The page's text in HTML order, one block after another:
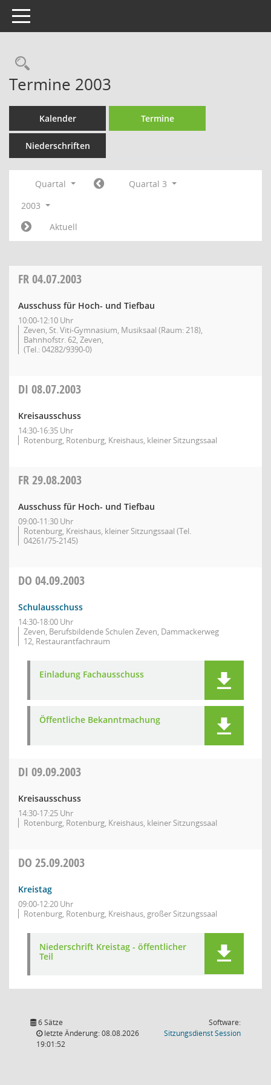
Toggle navigation
Rechercheauswahl
Termine 2003
Kalender Termine
Niederschriften
Quartal
Quartal 3
2003
Aktuell
FR04.07.2003
Ausschuss für Hoch- und Tiefbau
10:00-12:10 Uhr
Zeven, St. Viti-Gymnasium, Musiksaal (Raum: 218),
Bahnhofstr. 62, Zeven,
(Tel.: 04282/9390-0)
DI 08.07.2003
Kreisausschuss
14:30-16:35 Uhr
Rotenburg, Rotenburg, Kreishaus, kleiner Sitzungssaal
FR29.08.2003
Ausschuss für Hoch- und Tiefbau
09:00-11:30 Uhr
Rotenburg, Kreishaus, kleiner Sitzungssaal (Tel.
04261/75-2145)
DO 04.09.2003
Schulausschuss
14:30-18:00 Uhr
Zeven, Berufsbildende Schulen Zeven, Dammackerweg
12, Restaurantfachraum
Einladung Fachausschuss
Öffentliche Bekanntmachung
DI 09.09.2003
Kreisausschuss
14:30-17:25 Uhr
Rotenburg, Rotenburg, Kreishaus, kleiner Sitzungssaal
DO 25.09.2003
Kreistag
09:00-12:20 Uhr
Rotenburg, Rotenburg, Kreishaus, großer Sitzungssaal
Niederschrift Kreistag - öffentlicher
Teil
6 Sätze
letzte Änderung: 08.08.2026
19:01:52
Software:
SitzungsdienstSession(Wird in